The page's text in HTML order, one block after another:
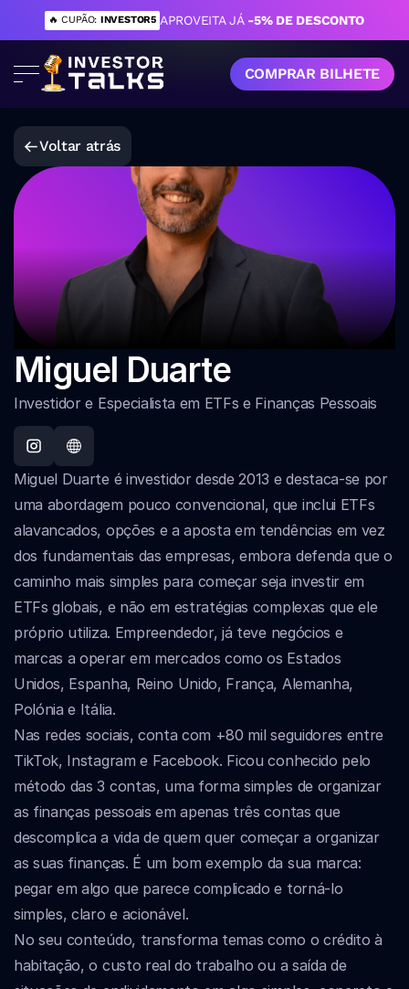
🔥 CUPÃO: INVESTOR5 APROVEITA JÁ -5% DE DESCONTO
COMPRAR BILHETE
Voltar atrás
Miguel Duarte
Investidor e Especialista em ETFs e Finanças Pessoais
Miguel Duarte é investidor desde 2013 e destaca-se por
uma abordagem pouco convencional, que inclui ETFs
alavancados, opções e a aposta em tendências em vez
dos fundamentais das empresas, embora defenda que o
caminho mais simples para começar seja investir em
ETFs globais, e não em estratégias complexas que ele
próprio utiliza. Empreendedor, já teve negócios e
marcas a operar em mercados como os Estados
Unidos, Espanha, Reino Unido, França, Alemanha,
Polónia e Itália.
Nas redes sociais, conta com +80 mil seguidores entre
TikTok, Instagram e Facebook. Ficou conhecido pelo
método das 3 contas, uma forma simples de organizar
as finanças pessoais em apenas três contas que
descomplica a vida de quem quer começar a organizar
as suas finanças. É um bom exemplo da sua marca:
pegar em algo que parece complicado e torná-lo
simples, claro e acionável.
No seu conteúdo, transforma temas como o crédito à
habitação, o custo real do trabalho ou a saída de